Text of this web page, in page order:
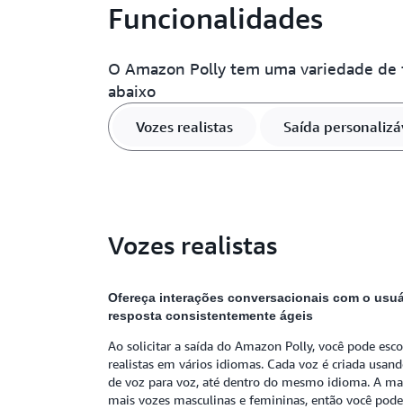
Funcionalidades
O Amazon Polly tem uma variedade
abaixo
Vozes realistas Saída
Vozes realistas
Ofereça interações conversacionais com o
resposta consistentemente ágeis
Ao solicitar a saída do Amazon Polly, você pode
realistas em vários idiomas. Cada voz é criada
de voz para voz, até dentro do mesmo idioma. A
mais vozes masculinas e femininas, então você